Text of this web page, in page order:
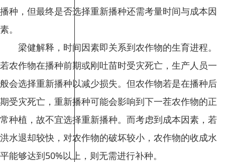
播种，但最终是否选择重新播种还需考量时间与成本因
素。
梁健解释，时间因素即关系到农作物的生育进程。
若农作物在播种前期或刚吐苗时受灾死亡，生产人员一
般会选择重新播种以减少损失。但农作物若是在播种后
期受灾死亡，重新播种可能会影响到下一茬农作物的正
常种植，故不宜选择重新播种。而考虑到成本因素，若
洪水退却较快，对农作物的破坏较小，农作物的收成水
平能够达到50%以上，则无需进行补种。